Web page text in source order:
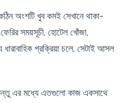
অংশটি খুব কমই সেখানে থাকা-
সময়সূচী, হোটেল খোঁজা,
ধারাবাহিক প্রক্রিয়া চলে, সেটাই আসল
এর মধ্যে এতগুলো কাজ একসাথে